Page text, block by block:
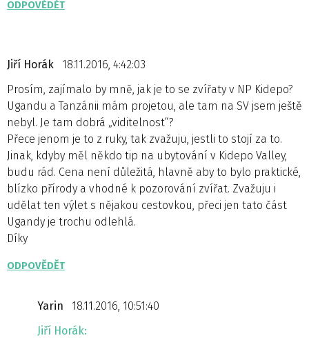
ODPOVĚDĚT
Jiří Horák
18.11.2016, 4:42:03
Prosím, zajímalo by mně, jak je to se zvířaty v NP Kidepo?
Ugandu a Tanzánii mám projetou, ale tam na SV jsem ještě
nebyl. Je tam dobrá „viditelnost“?
Přece jenom je to z ruky, tak zvažuju, jestli to stojí za to.
Jinak, kdyby měl někdo tip na ubytování v Kidepo Valley,
budu rád. Cena není důležitá, hlavně aby to bylo praktické,
blízko přírody a vhodné k pozorování zvířat. Zvažuju i
udělat ten výlet s nějakou cestovkou, přeci jen tato část
Ugandy je trochu odlehlá.
Díky
ODPOVĚDĚT
Yarin
18.11.2016, 10:51:40
Jiří Horák: